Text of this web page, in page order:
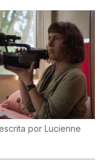
por Lucienne